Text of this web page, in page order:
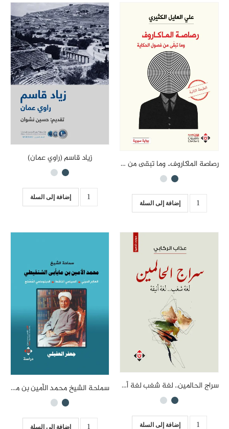
رصاصة الماكاروف.. وما تبقى من فصول الحكاية
إضافة إلى السلة
زياد قاسم (راوي عمان)
إضافة إلى السلة
سراج الحالمين.. لغة شغب لغة أنيقة
إضافة إلى السلة
سماحة الشيخ محمد الأمين بن مايأبى الشنقيطي.. العالم المربي والسياسي الناشط والدبلوماسي المصلح
إضافة إلى السلة